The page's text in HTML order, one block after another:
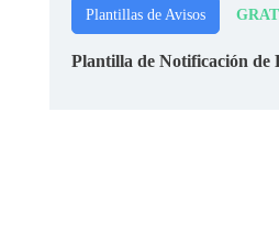
Plantillas de Avisos
Plantilla de Notificación de